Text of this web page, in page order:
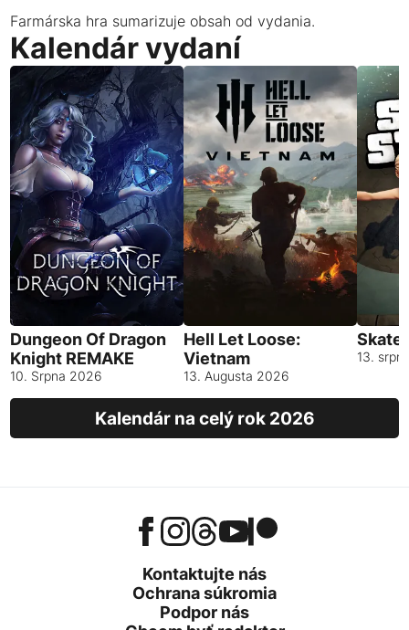
Farmárska hra sumarizuje obsah od vydania.
Kalendár vydaní
Dungeon Of Dragon
Knight REMAKE
10. Srpna 2026
Hell Let Loose:
Vietnam
13. Augusta 2026
13.
Kalendár na celý rok 2026
Kontaktujte nás
Ochrana súkromia
Podpor nás